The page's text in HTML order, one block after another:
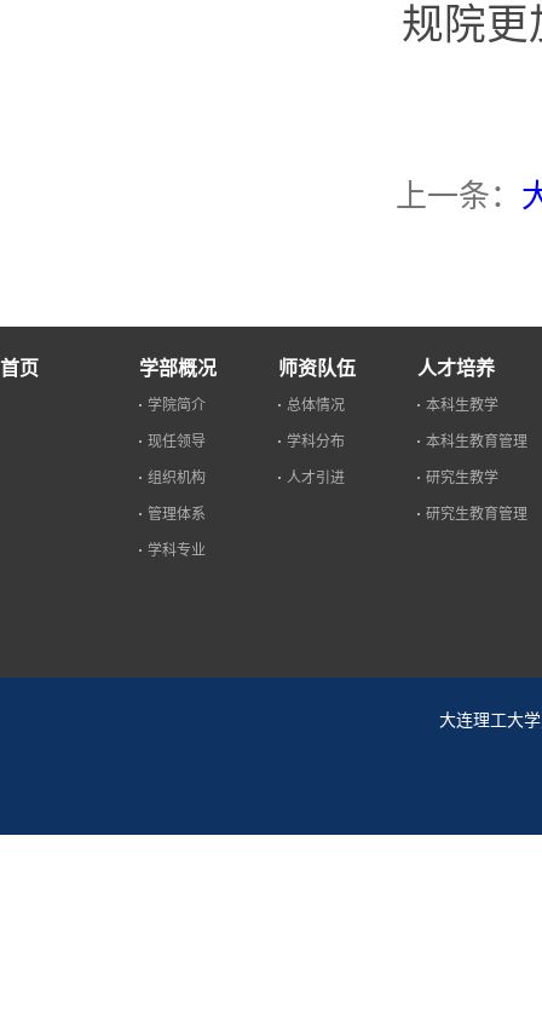
规院更
上一条：
首页 学部概况
学院简介
现任领导
组织机构
管理体系
学科专业
师资队伍
总体情况
学科分布
人才引进
人才培养
本科生教学
本科生教育管理
研究生教学
研究生教育管理
大连理工大